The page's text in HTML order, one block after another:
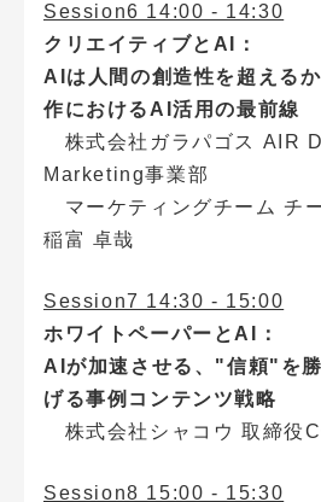
Session6 14:00 - 14:30
クリエイティブとAI：
AIは人間の創造性を超える
作におけるAI活用の最前線
株式会社ガラパゴス AIR
Marketing事業部
マーケティングチーム チ
稲富 卓哉
Session7 14:30 - 15:00
ホワイトペーパーとAI：
AIが加速させる、"信頼"を
げる事例コンテンツ戦略
株式会社シャコウ 取締役
Session8 15:00 - 15:30